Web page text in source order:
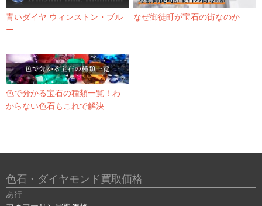
青いダイヤ ウィンストン・ブル
ー
なぜ御徒町が宝石の街なのか
色で分かる宝石の種類一覧！わ
からない色石もこれで解決
色石・ダイヤモンド買取価格
あ行